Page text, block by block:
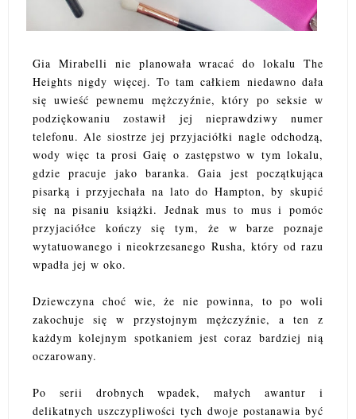
Gia Mirabelli nie planowała wracać do lokalu The
Heights nigdy więcej. To tam całkiem niedawno dała
się uwieść pewnemu mężczyźnie, który po seksie w
podziękowaniu zostawił jej nieprawdziwy numer
telefonu. Ale siostrze jej przyjaciółki nagle odchodzą,
wody więc ta prosi Gaię o zastępstwo w tym lokalu,
gdzie pracuje jako baranka. Gaia jest początkująca
pisarką i przyjechała na lato do Hampton, by skupić
się na pisaniu książki. Jednak mus to mus i pomóc
przyjaciółce kończy się tym, że w barze poznaje
wytatuowanego i nieokrzesanego Rusha, który od razu
wpadła jej w oko.
Dziewczyna choć wie, że nie powinna, to po woli
zakochuje się w przystojnym mężczyźnie, a ten z
każdym kolejnym spotkaniem jest coraz bardziej nią
oczarowany.
Po serii drobnych wpadek, małych awantur i
delikatnych uszczypliwości tych dwoje postanawia być